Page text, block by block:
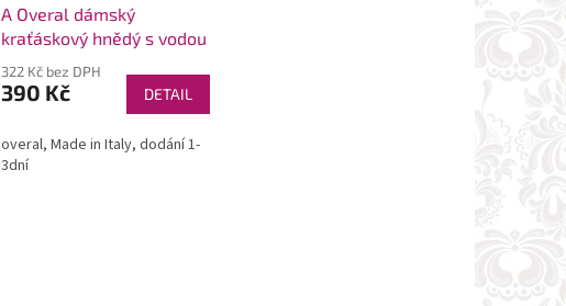
A Overal dámský
kraťáskový hnědý s vodou
HS270
322 Kč bez DPH
390 Kč DETAIL
overal, Made in Italy, dodání 1-
3dní